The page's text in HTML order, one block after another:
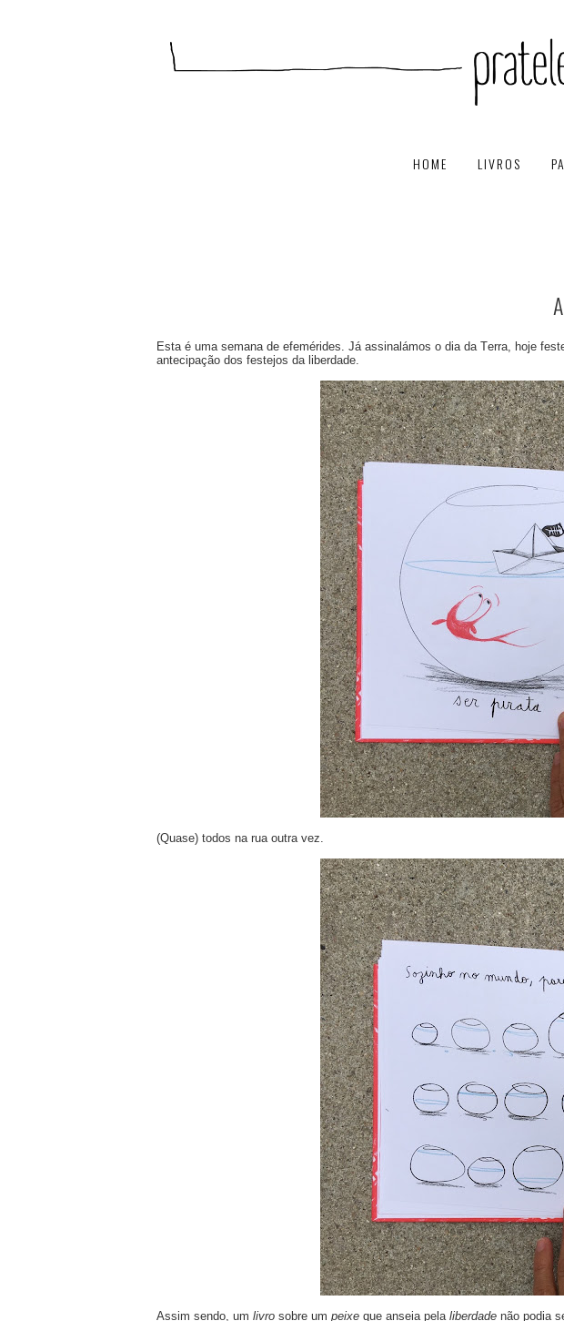
HOME LIVROS
Esta é uma semana de efemérides. Já assinalámos o dia da Terra, hoje
antecipação dos festejos da liberdade.
(Quase) todos na rua outra vez.
Assim sendo, um livro sobre um peixe que anseia pela liberdade não podia